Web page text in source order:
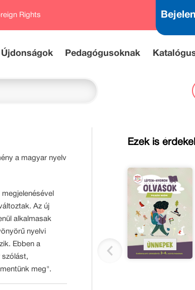
Rights
Újdonságok Pedagógusoknak
a magyar nyelv
Az új
alkalmasak
nyelvi
Ebben a
szólást,
meg".
Ezek is